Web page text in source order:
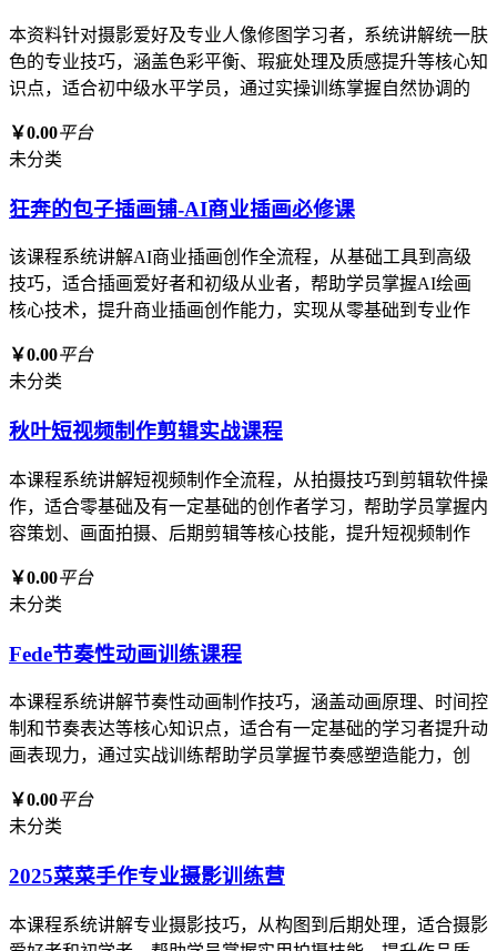
本资料针对摄影爱好及专业人像修图学习者，系统讲解统一肤
色的专业技巧，涵盖色彩平衡、瑕疵处理及质感提升等核心知
识点，适合初中级水平学员，通过实操训练掌握自然协调的
￥0.00平台
未分类
狂奔的包子插画铺-AI商业插画必修课
该课程系统讲解AI商业插画创作全流程，从基础工具到高级
技巧，适合插画爱好者和初级从业者，帮助学员掌握AI绘画
核心技术，提升商业插画创作能力，实现从零基础到专业作
￥0.00平台
未分类
秋叶短视频制作剪辑实战课程
本课程系统讲解短视频制作全流程，从拍摄技巧到剪辑软件操
作，适合零基础及有一定基础的创作者学习，帮助学员掌握内
容策划、画面拍摄、后期剪辑等核心技能，提升短视频制作
￥0.00平台
未分类
Fede节奏性动画训练课程
本课程系统讲解节奏性动画制作技巧，涵盖动画原理、时间控
制和节奏表达等核心知识点，适合有一定基础的学习者提升动
画表现力，通过实战训练帮助学员掌握节奏感塑造能力，创
￥0.00平台
未分类
2025菜菜手作专业摄影训练营
本课程系统讲解专业摄影技巧，从构图到后期处理，适合摄影